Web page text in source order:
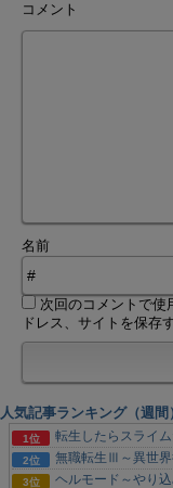
コメント
名前
次回のコメントで使
ドレス、サイトを保存す
人気記事ランキング（週間
転生したらスライ
無職転生Ⅲ～異世界
ヘルモード～やり